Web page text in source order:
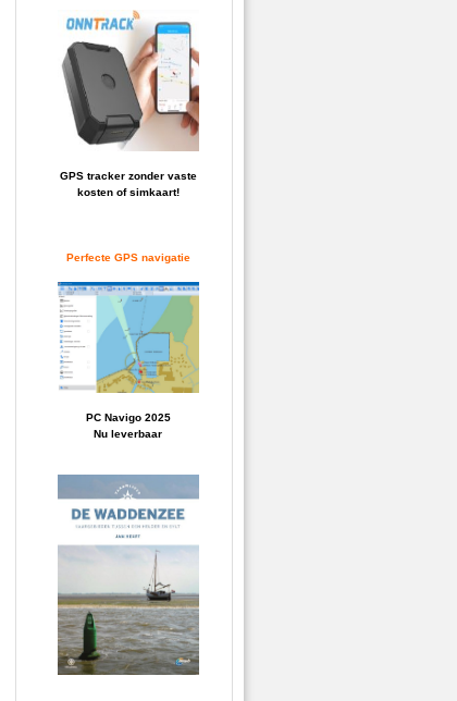
GPS tracker zonder vaste
kosten of simkaart!
Perfecte GPS navigatie
PC Navigo 2025
Nu leverbaar